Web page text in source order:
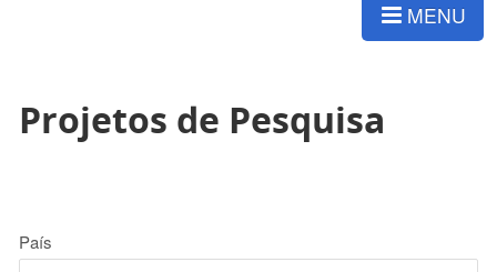
MENU
Projetos de Pesquisa
País